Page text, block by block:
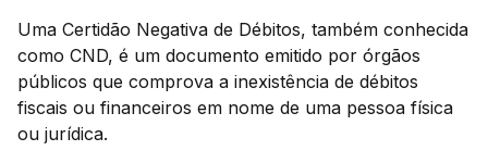
Uma Certidão Negativa de Débitos, também conhecida
como CND, é um documento emitido por órgãos
públicos que comprova a inexistência de débitos
fiscais ou financeiros em nome de uma pessoa física
ou jurídica.